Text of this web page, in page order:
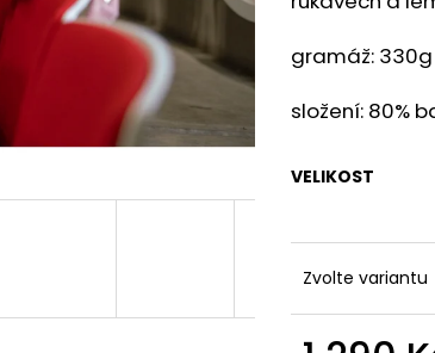
gramáž: 330g
složení: 80%
VELIKOST
Zvolte variantu
590 Kč